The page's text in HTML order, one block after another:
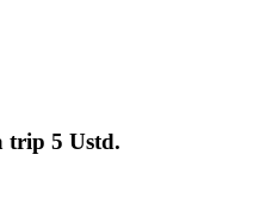
trip 5 Ustd.